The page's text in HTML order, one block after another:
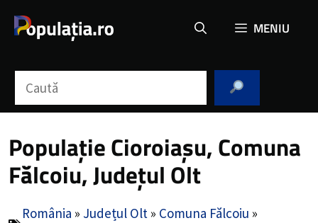
MENIU
Populație Cioroiașu, Comuna
Fălcoiu, Județul Olt
România » Județul Olt » Comuna Fălcoiu »